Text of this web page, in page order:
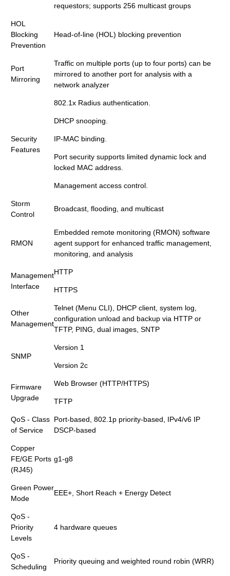
requestors; supports 256 multicast groups
HOL
Blocking
Prevention
Head-of-line (HOL) blocking prevention
Port
Mirroring
Traffic on multiple ports (up to four ports) can be
mirrored to another port for analysis with a
network analyzer
Security
Features
802.1x Radius authentication.
DHCP snooping.
IP-MAC binding.
Port security supports limited dynamic lock and
locked MAC address.
Management access control.
Storm
Control
Broadcast, flooding, and multicast
RMON
Embedded remote monitoring (RMON) software
agent support for enhanced traffic management,
monitoring, and analysis
Management
Interface
HTTP
HTTPS
Other
Management
Telnet (Menu CLI), DHCP client, system log,
configuration unload and backup via HTTP or
TFTP, PING, dual images, SNTP
SNMP
Version 1
Version 2c
Firmware
Upgrade
Web Browser (HTTP/HTTPS)
TFTP
QoS - Class
of Service
Port-based, 802.1p priority-based, IPv4/v6 IP
DSCP-based
Copper
FE/GE Ports
(RJ45)
g1-g8
Green Power
Mode
EEE+, Short Reach + Energy Detect
QoS -
Priority
Levels
4 hardware queues
QoS -
Scheduling
Priority queuing and weighted round robin (WRR)